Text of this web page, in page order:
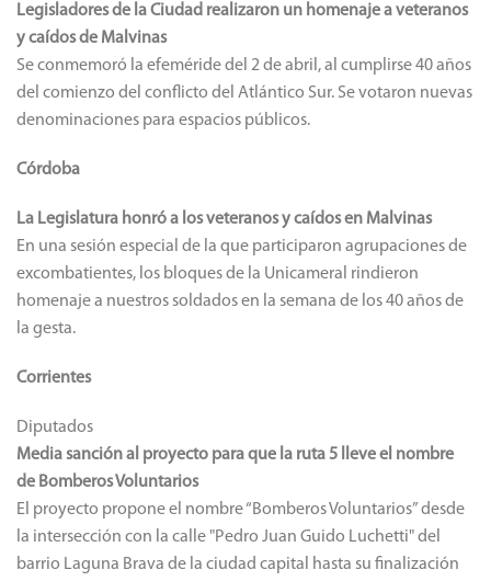
Legisladores de la Ciudad realizaron un homenaje a veteranos
y caídos de Malvinas
Se conmemoró la efeméride del 2 de abril, al cumplirse 40 años
del comienzo del conflicto del Atlántico Sur. Se votaron nuevas
denominaciones para espacios públicos.
Córdoba
La Legislatura honró a los veteranos y caídos en Malvinas
En una sesión especial de la que participaron agrupaciones de
excombatientes, los bloques de la Unicameral rindieron
homenaje a nuestros soldados en la semana de los 40 años de
la gesta.
Corrientes
Diputados
Media sanción al proyecto para que la ruta 5 lleve el nombre
de Bomberos Voluntarios
El proyecto propone el nombre “Bomberos Voluntarios” desde
la intersección con la calle "Pedro Juan Guido Luchetti" del
barrio Laguna Brava de la ciudad capital hasta su finalización